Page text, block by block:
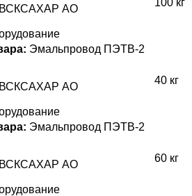
АО
Эмальпровод ПЭТВ-2
АО
40 кг
Эмальпровод ПЭТВ-2
АО
60 кг